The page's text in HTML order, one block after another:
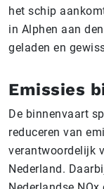
het schip
in Alphen aan
geladen en
Emissies
De binnenvaart
reduceren van
verantwoordelijk
Nederland.